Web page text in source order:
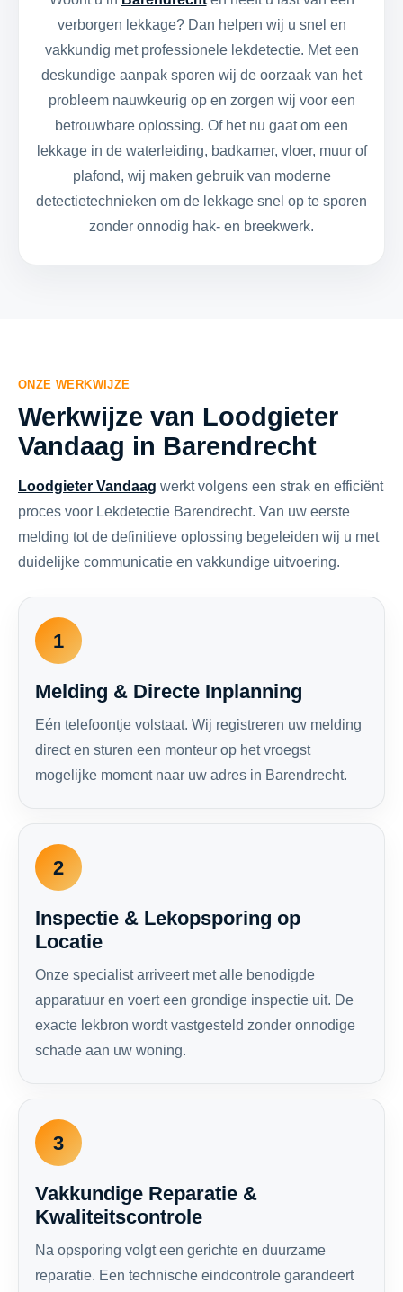
verborgen lekkage? Dan helpen wij u snel en
vakkundig met professionele lekdetectie. Met een
deskundige aanpak sporen wij de oorzaak van het
probleem nauwkeurig op en zorgen wij voor een
betrouwbare oplossing. Of het nu gaat om een
lekkage in de waterleiding, badkamer, vloer, muur of
plafond, wij maken gebruik van moderne
detectietechnieken om de lekkage snel op te sporen
zonder onnodig hak- en breekwerk.
ONZE WERKWIJZE
Werkwijze van Loodgieter
Vandaag in Barendrecht
Loodgieter Vandaag werkt volgens een strak en efficiënt
proces voor Lekdetectie Barendrecht. Van uw eerste
melding tot de definitieve oplossing begeleiden wij u met
duidelijke communicatie en vakkundige uitvoering.
1
Melding & Directe Inplanning
Eén telefoontje volstaat. Wij registreren uw melding
direct en sturen een monteur op het vroegst
mogelijke moment naar uw adres in Barendrecht.
2
Inspectie & Lekopsporing op
Locatie
Onze specialist arriveert met alle benodigde
apparatuur en voert een grondige inspectie uit. De
exacte lekbron wordt vastgesteld zonder onnodige
schade aan uw woning.
3
Vakkundige Reparatie &
Kwaliteitscontrole
Na opsporing volgt een gerichte en duurzame
reparatie. Een technische eindcontrole garandeert